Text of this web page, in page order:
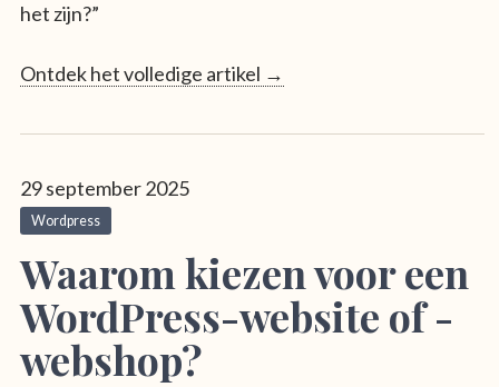
het zijn?”
Ontdek het volledige artikel →
29 september 2025
Wordpress
Waarom kiezen voor een
WordPress-website of -
webshop?